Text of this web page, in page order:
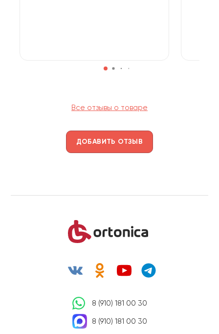
Все отзывы о товаре
ДОБАВИТЬ ОТЗЫВ
8 (910) 181 00 30
8 (910) 181 00 30